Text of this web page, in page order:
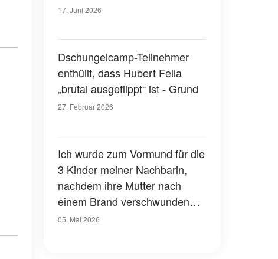
17. Juni 2026
Dschungelcamp-Teilnehmer
enthüllt, dass Hubert Fella
„brutal ausgeflippt“ ist - Grund
27. Februar 2026
Ich wurde zum Vormund für die
3 Kinder meiner Nachbarin,
nachdem ihre Mutter nach
einem Brand verschwunden
war - 10 Jahre später erfuhr
05. Mai 2026